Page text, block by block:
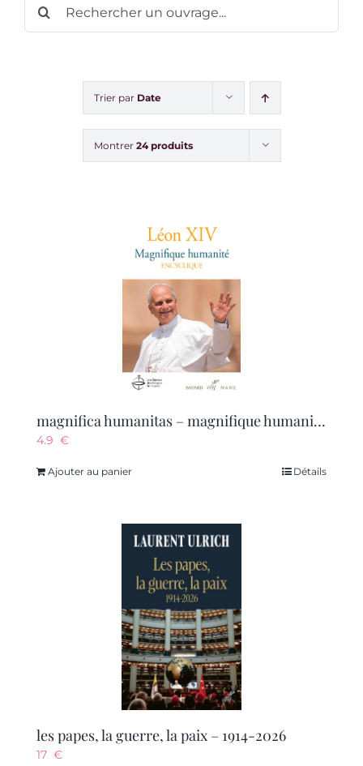
Trier par Date
Montrer 24 produits
magnifica humanitas – magnifique humanite – encyclique
4.9 €
Ajouter au panier Détails
les papes, la guerre, la paix – 1914-2026
17 €